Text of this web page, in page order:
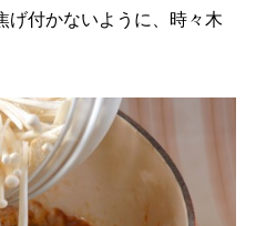
げ付かないように、時々木